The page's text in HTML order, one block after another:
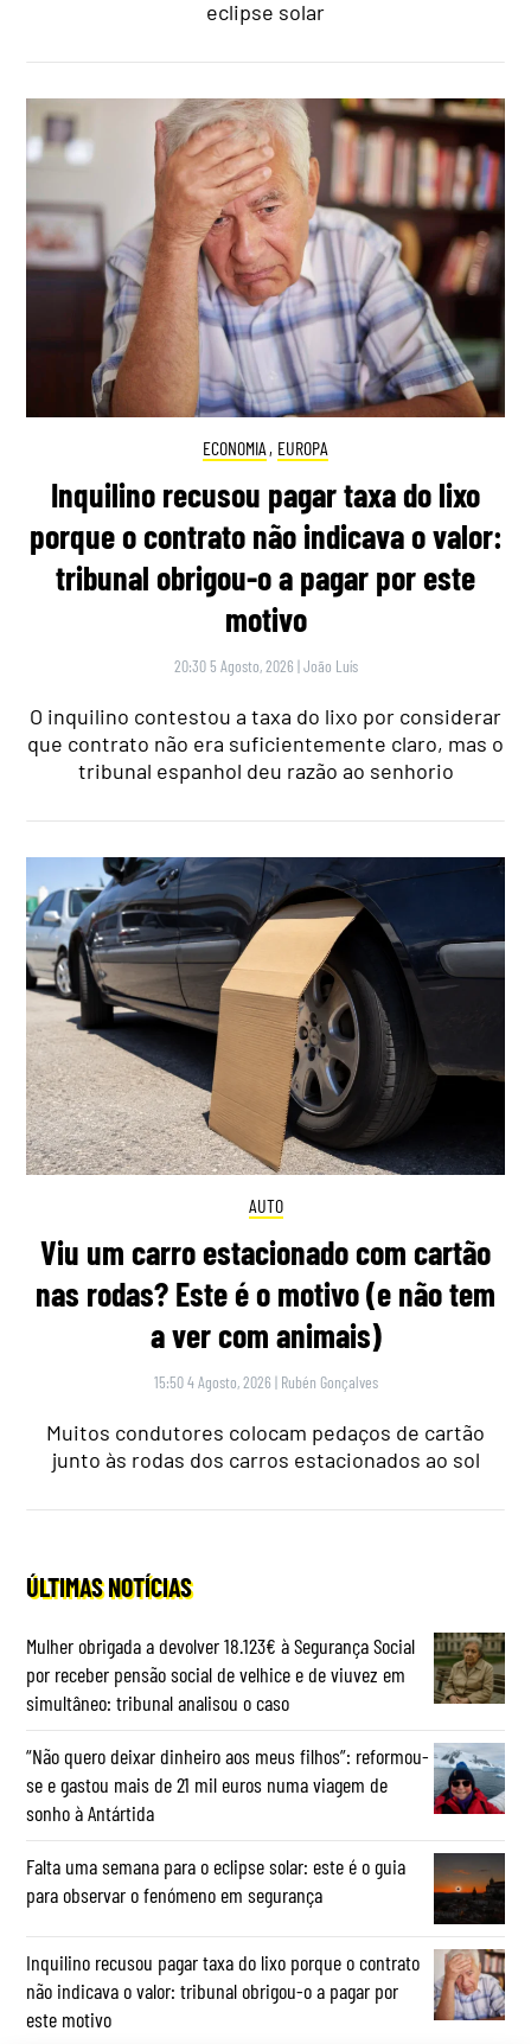
eclipse solar
ECONOMIA , EUROPA
Inquilino recusou pagar taxa do lixo
porque o contrato não indicava o valor:
tribunal obrigou-o a pagar por este
motivo
20:30 5 Agosto, 2026 |João Luís
O inquilino contestou a taxa do lixo por considerar
que contrato não era suficientemente claro, mas o
tribunal espanhol deu razão ao senhorio
AUTO
Viu um carro estacionado com cartão
nas rodas? Este é o motivo (e não tem
a ver com animais)
15:50 4 Agosto, 2026 | Rubén Gonçalves
Muitos condutores colocam pedaços de cartão
junto às rodas dos carros estacionados ao sol
ÚLTIMAS NOTÍCIAS
Mulher obrigada a devolver 18.123€ à Segurança Social
por receber pensão social de velhice e de viuvez em
simultâneo: tribunal analisou o caso
“Não quero deixar dinheiro aos meus filhos”: reformou-
se e gastou mais de 21 mil euros numa viagem de
sonho à Antártida
Falta uma semana para o eclipse solar: este é o guia
para observar o fenómeno em segurança
Inquilino recusou pagar taxa do lixo porque o contrato
não indicava o valor: tribunal obrigou-o a pagar por
este motivo